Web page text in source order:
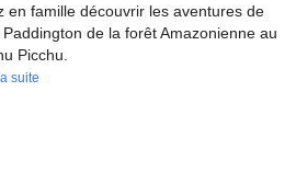
en famille découvrir les aventures de
Paddington de la forêt Amazonienne au
Picchu.
suite